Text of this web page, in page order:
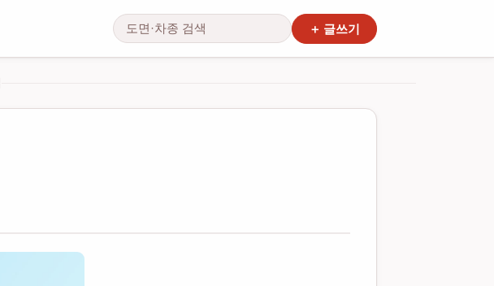
검색 ＋ 글쓰기